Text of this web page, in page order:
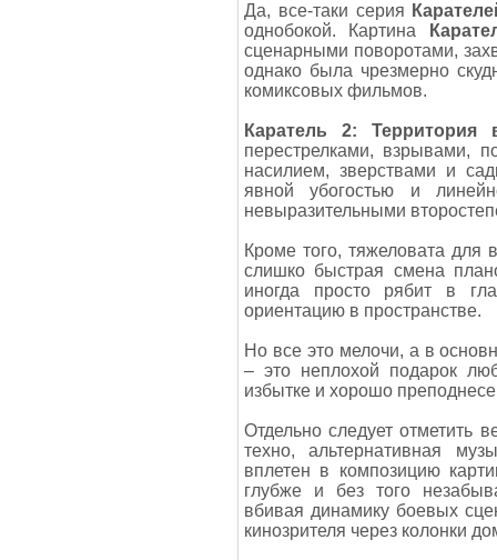
Да, все-таки серия
однобокой. Картина
сценарными поворотами,
однако была чрезмерно
комиксовых фильмов.
Каратель 2: Территория
перестрелками, взрывами,
насилием, зверствами и
явной убогостью и
невыразительными
Кроме того, тяжеловата для
слишко быстрая смена
иногда просто рябит в
ориентацию в пространстве.
Но все это мелочи, а в
– это неплохой подарок
избытке и хорошо
Отдельно следует отметить
техно, альтернативная
вплетен в композицию
глубже и без того
вбивая динамику боевых
кинозрителя через колонки